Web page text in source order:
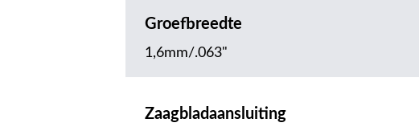
Groefbreedte
1,6mm/.063"
Zaagbladaansluiting